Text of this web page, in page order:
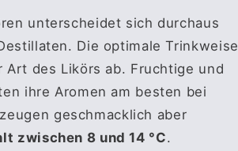
unterscheidet sich durchaus
Die optimale Trinkweise
Art des Likörs ab. Fruchtige und
ihre Aromen am besten bei
geschmacklich aber
zwischen 8 und 14 °C.